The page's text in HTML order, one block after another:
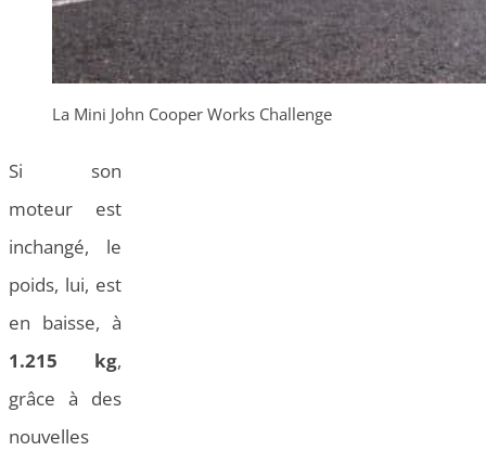
La Mini John Cooper Works Challenge
Si son
moteur est
inchangé, le
poids, lui, est
en baisse, à
1.215 kg,
grâce à des
nouvelles